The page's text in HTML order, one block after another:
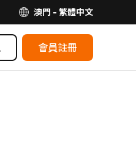
澳門 - 繁體中文
會員註冊